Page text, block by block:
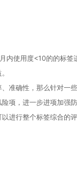
内使用度<10的的标签
准确性，那么针对一
项，进一步进项加强防
进行整个标签综合的